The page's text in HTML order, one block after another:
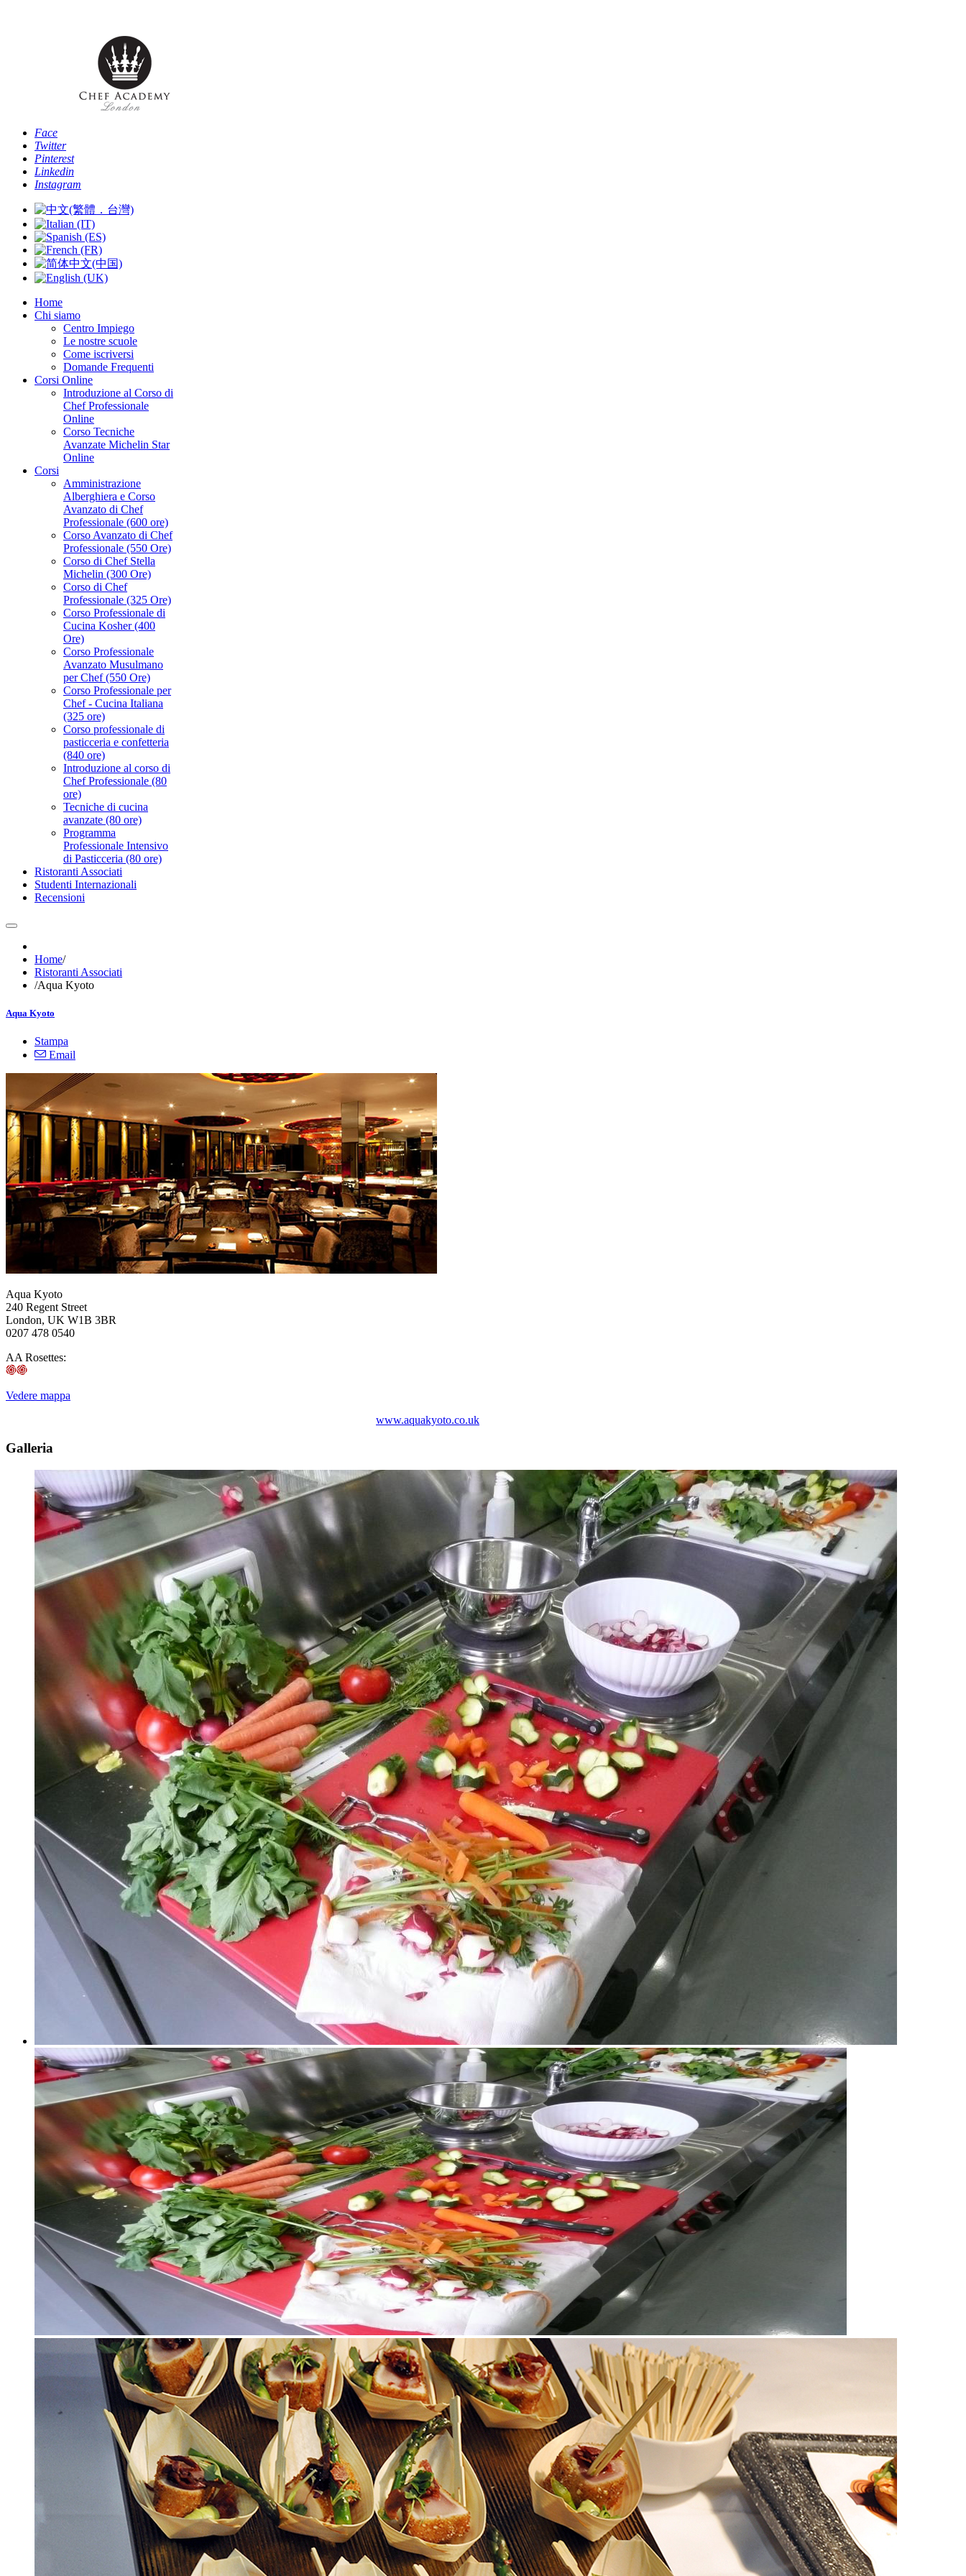
Face
Twitter
Pinterest
Linkedin
Instagram
Home
Chi siamo
Centro Impiego
Le nostre scuole
Come iscriversi
Domande Frequenti
Corsi Online
Introduzione al Corso di
Chef Professionale
Online
Corso Tecniche
Avanzate Michelin Star
Online
Corsi
Amministrazione
Alberghiera e Corso
Avanzato di Chef
Professionale (600 ore)
Corso Avanzato di Chef
Professionale (550 Ore)
Corso di Chef Stella
Michelin (300 Ore)
Corso di Chef
Professionale (325 Ore)
Corso Professionale di
Cucina Kosher (400
Ore)
Corso Professionale
Avanzato Musulmano
per Chef (550 Ore)
Corso Professionale per
Chef - Cucina Italiana
(325 ore)
Corso professionale di
pasticceria e confetteria
(840 ore)
Introduzione al corso di
Chef Professionale (80
ore)
Tecniche di cucina
avanzate (80 ore)
Programma
Professionale Intensivo
di Pasticceria (80 ore)
Ristoranti Associati
Studenti Internazionali
Recensioni
Home/
Ristoranti Associati
/Aqua Kyoto
Aqua Kyoto
Stampa
Email
Aqua Kyoto
240 Regent Street
London, UK W1B 3BR
0207 478 0540
AA Rosettes:
Vedere mappa
www.aquakyoto.co.uk
Galleria